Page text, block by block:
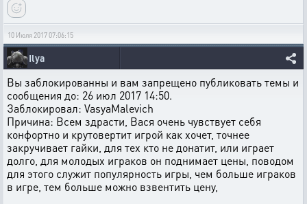
10 Июля 2017 07:06:15
Ilya
Вы заблокированны и вам запрещено публиковать темы и
сообщения до: 26 июл 2017 14:50.
Заблокировал: VasyaMalevich
Причина: Всем здрасти, Вася очень чувствует себя
конфортно и крутовертит игрой как хочет, точнее
закручивает гайки, для тех кто не донатит, или играет
долго, для молодых играков он поднимает цены, поводом
для этого служит популярность игры, чем больше играков
в игре, тем больше можно взвентить цену,